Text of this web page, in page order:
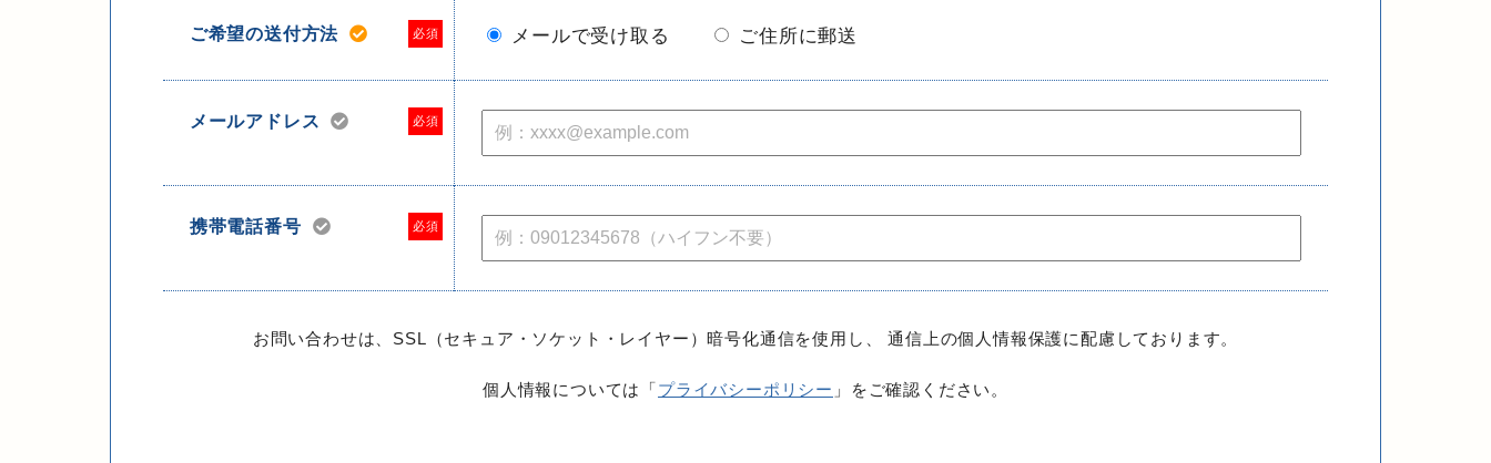
ご希望の送付方法 必須 メールで受け取る ご住所に郵送
メールアドレス 必須
携帯電話番号 必須
お問い合わせは、SSL（セキュア・ソケット・レイヤー）暗号化通信を使用し、 通信上の個人情報保護に配慮しております。
個人情報については「プライバシーポリシー 」をご確認ください。